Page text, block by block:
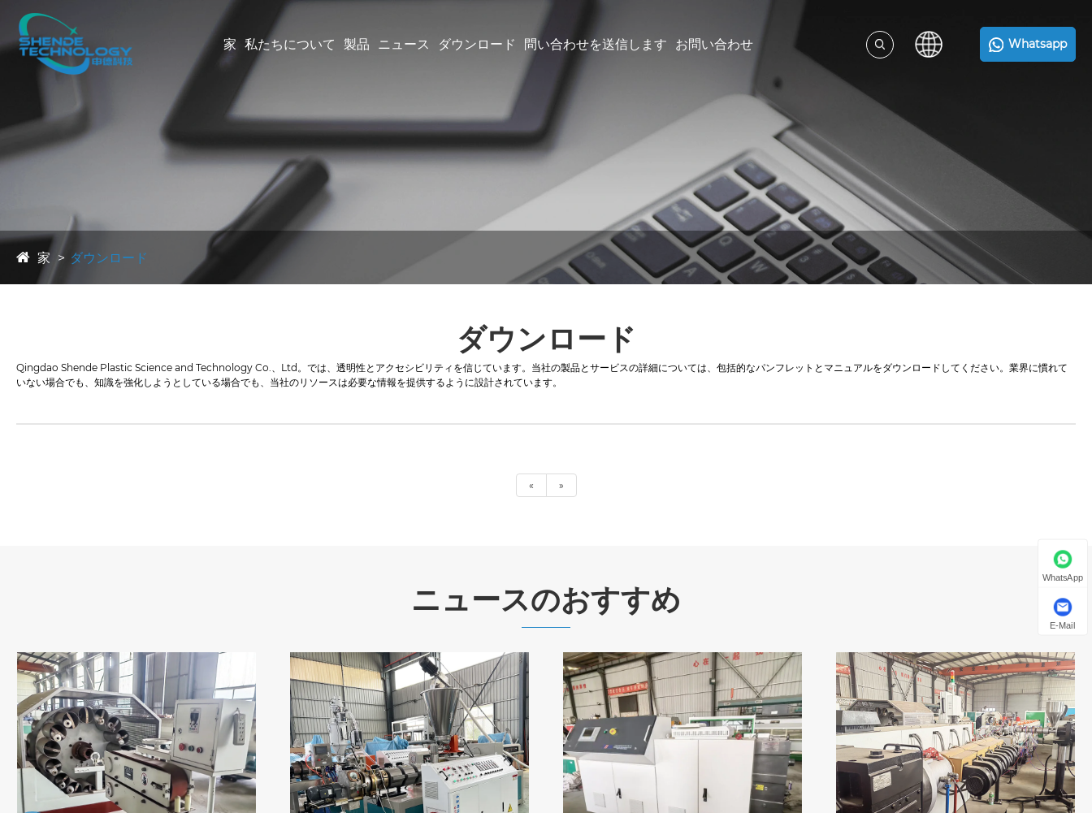
家 私たちについて 製品 ニュース ダウンロード 問い合わせを送信します お問い合わせ Whatsapp
家 ダウンロード
ダウンロード
Qingdao Shende Plastic Science and Technology Co.、Ltd。では、透明性とアクセシビリティを信じています。当社の製品とサービスの詳細については、包括的なパンフレットとマニュアルをダウンロードしてください。業界に慣れて
いない場合でも、知識を強化しようとしている場合でも、当社のリソースは必要な情報を提供するように設計されています。
« »
ニュースのおすすめ
WhatsApp
E-Mail